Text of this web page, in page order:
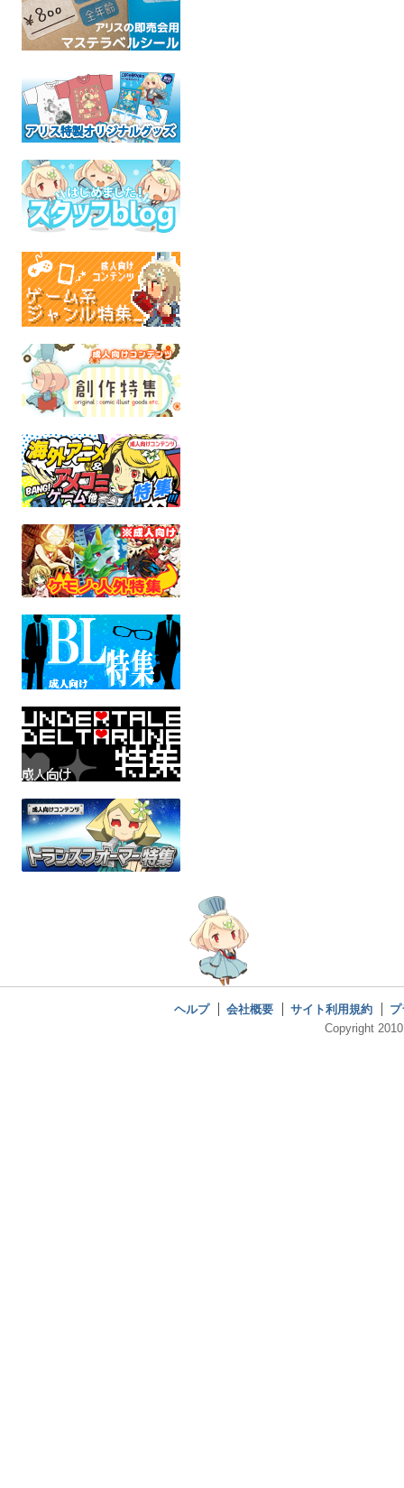
ヘルプ 会社概要 サイト利用規約
Copyright